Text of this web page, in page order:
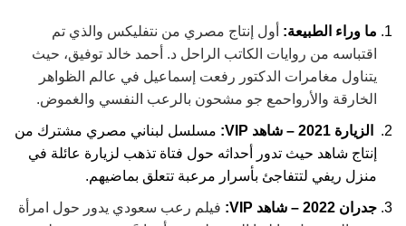
ما وراء الطبيعة: أول إنتاج مصري من نتفليكس والذي تم
اقتباسه من روايات الكاتب الراحل د. أحمد خالد توفيق، حيث
يتناول مغامرات الدكتور رفعت إسماعيل في عالم الظواهر
الخارقة والأرواحمع جو مشحون بالرعب النفسي والغموض.
الزيارة 2021 – شاهد VIP:
مسلسل لبناني مصري مشترك من
إنتاج شاهد حيث تدور أحداثه حول فتاة تذهب لزيارة عائلة في
منزل ريفي لتتفاجئ بأسرار مرعبة تتعلق بماضيهم.
جدران 2022 – شاهد VIP:
فيلم رعب سعودي يدور حول امرأة